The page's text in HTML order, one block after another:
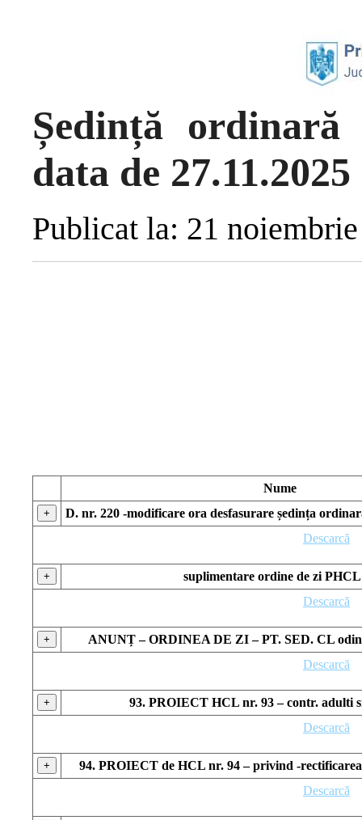
Ședință
data de 27.11.2025
Publicat la: 21
Nume
+
D. nr. 220 -modificare ora desfasurare ședința
Descarcă
+
suplimentare ordine de zi PHCL
Descarcă
+
ANUNȚ – ORDINEA DE ZI – PT. SED. CL
Descarcă
+
93. PROIECT HCL nr. 93 – contr. adulti
Descarcă
+
94. PROIECT de HCL nr. 94 – privind -
Descarcă